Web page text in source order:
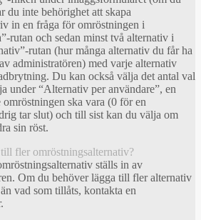
du inte behörighet att skapa
in en fråga för omröstningen i
rutan och sedan minst två alternativ i
rutan (hur många alternativ du får ha
administratören) med varje alternativ
Du kan också välja det antal val
under “Alternativ per användare”, en
ska vara (0 för en
tar slut) och till sist kan du välja om
sin röst.
fler omröstningsalternativ?
ställs in av
Om du behöver lägga till fler alternativ
vad som tillåts, kontakta en